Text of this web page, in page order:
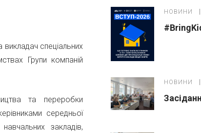
спеціальних
Групи компаній
та переробки
середньої
закладів,
НОВИНИ
НОВИНИ